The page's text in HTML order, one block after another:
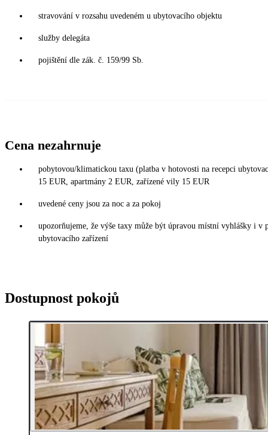
stravování v rozsahu uvedeném u ubytovacího objektu
služby delegáta
pojištění dle zák. č. 159/99 Sb.
Cena nezahrnuje
pobytovou/klimatickou taxu (platba v hotovosti na recepci
15 EUR, apartmány 2 EUR, zařízené vily 15 EUR
uvedené ceny jsou za noc a za pokoj
upozorňujeme, že výše taxy může být úpravou místní vyhlášky i
ubytovacího zařízení
Dostupnost pokojů